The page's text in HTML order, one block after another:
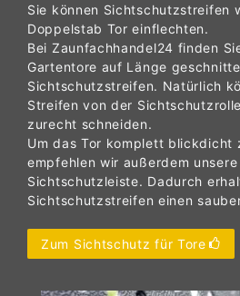
Sie können Sichtschutzstreifen
Doppelstab Tor einflechten.
Bei Zaunfachhandel24 finden
Gartentore auf Länge
Sichtschutzstreifen. Natürlich
Streifen von der
zurecht schneiden.
Um das Tor komplett blickdicht
empfehlen wir außerdem unsere
Sichtschutzleiste. Dadurch
Sichtschutzstreifen einen
Zum Sichtschutz für Tore